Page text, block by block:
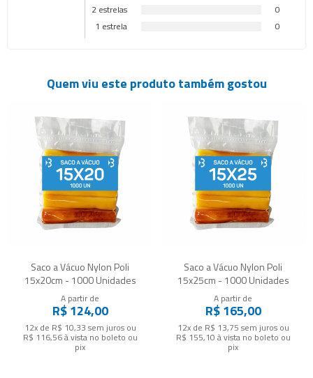
2 estrelas
0
1 estrela
0
Quem viu este produto também gostou
Saco a Vácuo Nylon Poli
15x20cm - 1000 Unidades
A partir de
R$ 124,00
12x de R$ 10,33 sem jurosou
R$ 116,56à vista no boleto ou
pix
Saco a Vácuo Nylon Poli
15x25cm - 1000 Unidades
A partir de
R$ 165,00
12x de R$ 13,75 sem jurosou
R$ 155,10 à vista no boleto ou
pix